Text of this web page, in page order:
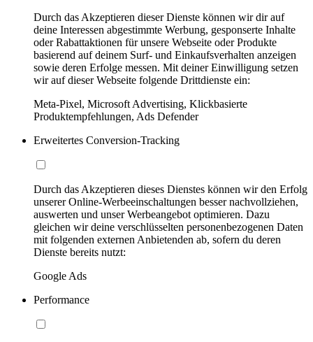
Durch das Akzeptieren dieser Dienste können wir dir auf
deine Interessen abgestimmte Werbung, gesponserte Inhalte
oder Rabattaktionen für unsere Webseite oder Produkte
basierend auf deinem Surf- und Einkaufsverhalten anzeigen
sowie deren Erfolge messen. Mit deiner Einwilligung setzen
wir auf dieser Webseite folgende Drittdienste ein:
Meta-Pixel, Microsoft Advertising, Klickbasierte
Produktempfehlungen, Ads Defender
Erweitertes Conversion-Tracking
Durch das Akzeptieren dieses Dienstes können wir den Erfolg
unserer Online-Werbeeinschaltungen besser nachvollziehen,
auswerten und unser Werbeangebot optimieren. Dazu
gleichen wir deine verschlüsselten personenbezogenen Daten
mit folgenden externen Anbietenden ab, sofern du deren
Dienste bereits nutzt:
Google Ads
Performance